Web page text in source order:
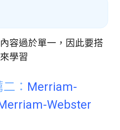
容過於單一，因此要搭
學習
： Merriam-
Webster